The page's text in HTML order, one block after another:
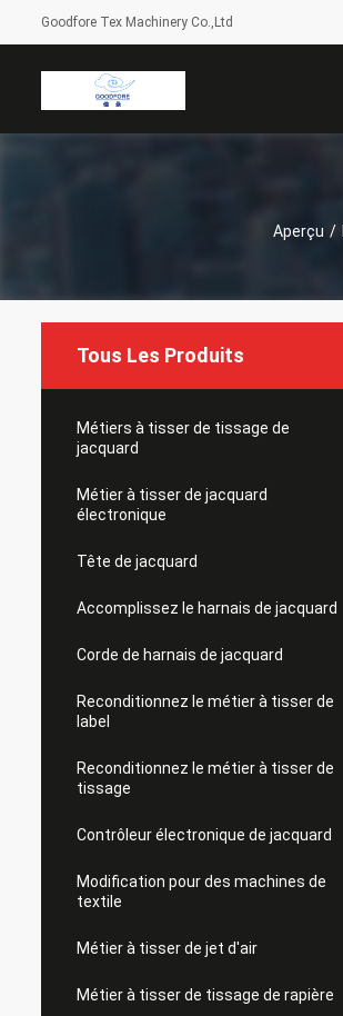
Goodfore Tex Machinery Co.,Ltd
Aperçu /
Tous Les Produits
Métiers à tisser de tissage de
jacquard
Métier à tisser de jacquard
électronique
Tête de jacquard
Accomplissez le harnais de jacquard
Corde de harnais de jacquard
Reconditionnez le métier à tisser de
label
Reconditionnez le métier à tisser de
tissage
Contrôleur électronique de jacquard
Modification pour des machines de
textile
Métier à tisser de jet d'air
Métier à tisser de tissage de rapière